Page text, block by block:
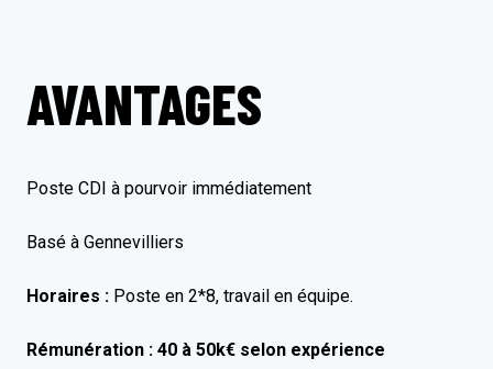
AVANTAGES
Poste CDI à pourvoir immédiatement
Basé à Gennevilliers
Horaires : Poste en 2*8, travail en équipe.
Rémunération : 40 à 50k€ selon expérience